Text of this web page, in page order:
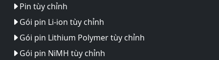
Pin tùy chỉnh
Gói pin Li-ion tùy chỉnh
Gói pin Lithium Polymer tùy chỉnh
Gói pin NiMH tùy chỉnh